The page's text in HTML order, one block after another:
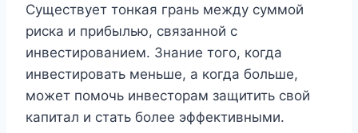
Существует тонкая грань между суммой
риска и прибылью, связанной с
инвестированием. Знание того, когда
инвестировать меньше, а когда больше,
может помочь инвесторам защитить свой
капитал и стать более эффективными.